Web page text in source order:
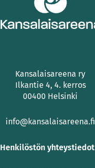
Kansalaisareena ry
Ilkantie 4, 4. kerros
00400 Helsinki
info@kansalaisareena.fi
Henkilöstön yhteystiedot